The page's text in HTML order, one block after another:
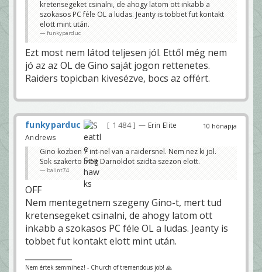
kretensegeket csinalni, de ahogy latom ott inkabb a
szokasos PC féle OL a ludas. Jeanty is tobbet fut kontakt
elott mint után.
funkyparduc
Ezt most nem látod teljesen jól. Ettől még nem
jó az az OL de Gino saját jogon rettenetes.
Raiders topicban kivesézve, bocs az offért.
10 hónapja
funkyparduc 1 484
— Erin Elite
Andrews
Gino kozben 7 int-nel van a raidersnel. Nem nez ki jol.
Sok szakerto meg Darnoldot szidta szezon elott.
balint74
OFF
Nem mentegetnem szegeny Gino-t, mert tud
kretensegeket csinalni, de ahogy latom ott
inkabb a szokasos PC féle OL a ludas. Jeanty is
tobbet fut kontakt elott mint után.
Nem értek semmihez! - Church of tremendous job! 🙏